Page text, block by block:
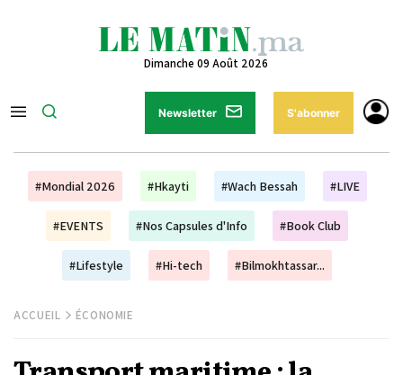
Dimanche 09 Août 2026
Newsletter S'abonner
#Mondial 2026 #Hkayti #Wach Bessah #LIVE
#EVENTS #Nos Capsules d'Info #Book Club
#Lifestyle #Hi-tech #Bilmokhtassar...
ACCUEIL ÉCONOMIE